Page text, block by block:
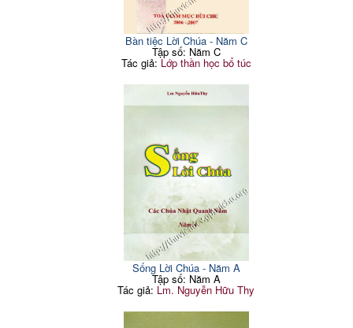
Bàn tiệc Lời Chúa - Năm C
Tập số: Năm C
Tác giả:Lớp thần học bổ túc
Sống Lời Chúa - Năm A
Tập số: Năm A
Tác giả: Lm. Nguyễn Hữu Thy